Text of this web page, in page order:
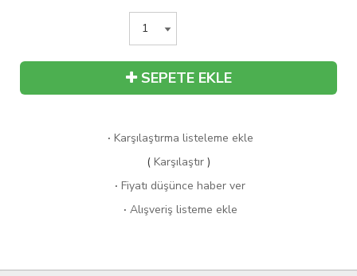
SEPETE EKLE
· Karşılaştırma listeleme ekle
( Karşılaştır )
· Fiyatı düşünce haber ver
· Alışveriş listeme ekle